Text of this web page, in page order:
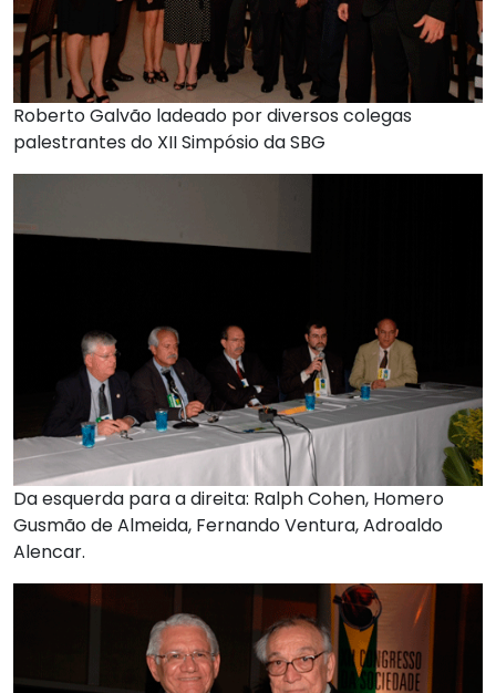
Roberto Galvão ladeado por diversos colegas
palestrantes do XII Simpósio da SBG
Da esquerda para a direita: Ralph Cohen, Homero
Gusmão de Almeida, Fernando Ventura, Adroaldo
Alencar.